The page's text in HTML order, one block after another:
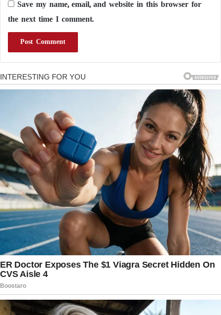
Save my name, email, and website in this browser for
the next time I comment.